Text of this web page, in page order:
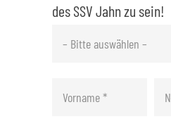
des SSV Jahn zu sein!